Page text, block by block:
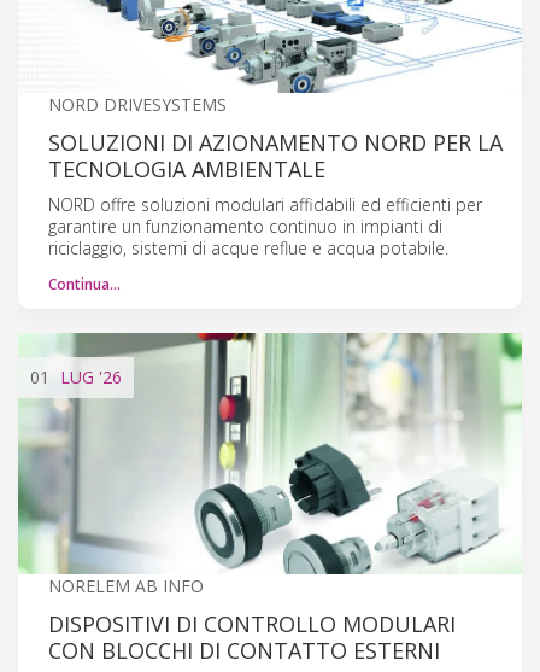
NORD DRIVESYSTEMS
SOLUZIONI DI AZIONAMENTO NORD PER LA
TECNOLOGIA AMBIENTALE
NORD offre soluzioni modulari affidabili ed efficienti per
garantire un funzionamento continuo in impianti di
riciclaggio, sistemi di acque reflue e acqua potabile.
Continua…
01 LUG '26
NORELEM AB INFO
DISPOSITIVI DI CONTROLLO MODULARI
CON BLOCCHI DI CONTATTO ESTERNI